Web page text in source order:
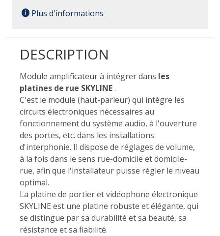
Plus d'informations
DESCRIPTION
Module amplificateur à intégrer dans les
platines de rue SKYLINE.
C'est le module (haut-parleur) qui intègre les
circuits électroniques nécessaires au
fonctionnement du système audio, à l'ouverture
des portes, etc. dans les installations
d'interphonie. Il dispose de réglages de volume,
à la fois dans le sens rue-domicile et domicile-
rue, afin que l'installateur puisse régler le niveau
optimal.
La platine de portier et vidéophone électronique
SKYLINE est une platine robuste et élégante, qui
se distingue par sa durabilité et sa beauté, sa
résistance et sa fiabilité.